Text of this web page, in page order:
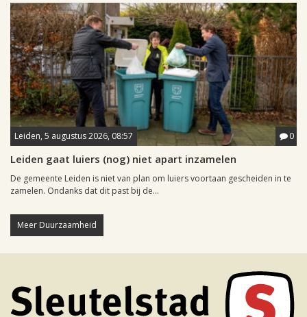
Leiden, 5 augustus 2026, 08:57 0
Leiden gaat luiers (nog) niet apart inzamelen
De gemeente Leiden is niet van plan om luiers voortaan gescheiden in te
zamelen. Ondanks dat dit past bij de...
Meer Duurzaamheid